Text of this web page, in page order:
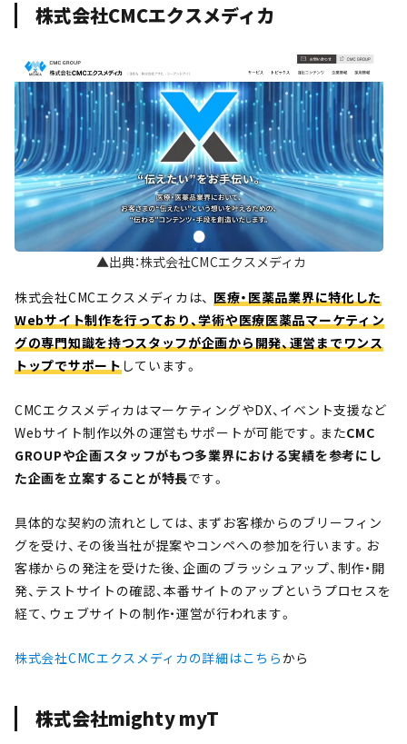
株式会社CMCエクスメディカ
▲出典：株式会社CMCエクスメディカ
株式会社CMCエクスメディカは、 医療・医薬品業界に特化した
Webサイト制作を行っており、学術や医療医薬品マーケティン
グの専門知識を持つスタッフが企画から開発、運営までワンス
トップでサポートしています。
CMCエクスメディカはマーケティングやDX、イベント支援など
Webサイト制作以外の運営もサポートが可能です。またCMC
GROUPや企画スタッフがもつ多業界における実績を参考にし
た企画を立案することが特長です。
具体的な契約の流れとしては、まずお客様からのブリーフィン
グを受け、その後当社が提案やコンペへの参加を行います。お
客様からの発注を受けた後、企画のブラッシュアップ、制作・開
発、テストサイトの確認、本番サイトのアップというプロセスを
経て、ウェブサイトの制作・運営が行われます。
株式会社CMCエクスメディカの詳細はこちらから
株式会社mighty myT